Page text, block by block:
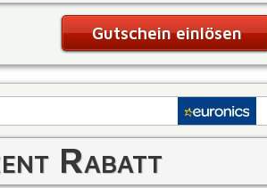
Gutschein einlösen
Rabatt